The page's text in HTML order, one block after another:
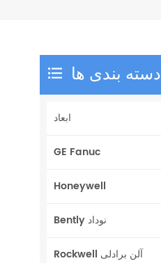
دسته بندی ها
ابعاد
GE Fanuc
Honeywell
Bently نوداد
Rockwell آلن برادلی